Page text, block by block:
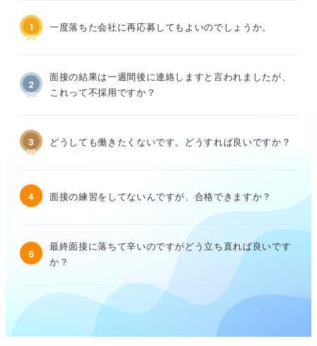
1 一度落ちた会社に再応募してもよいのでしょうか。
2
面接の結果は一週間後に連絡しますと言われましたが、
これって不採用ですか？
3 どうしても働きたくないです。どうすれば良いですか？
4 面接の練習をしてないんですが、合格できますか？
5
最終面接に落ちて辛いのですがどう立ち直れば良いです
か？